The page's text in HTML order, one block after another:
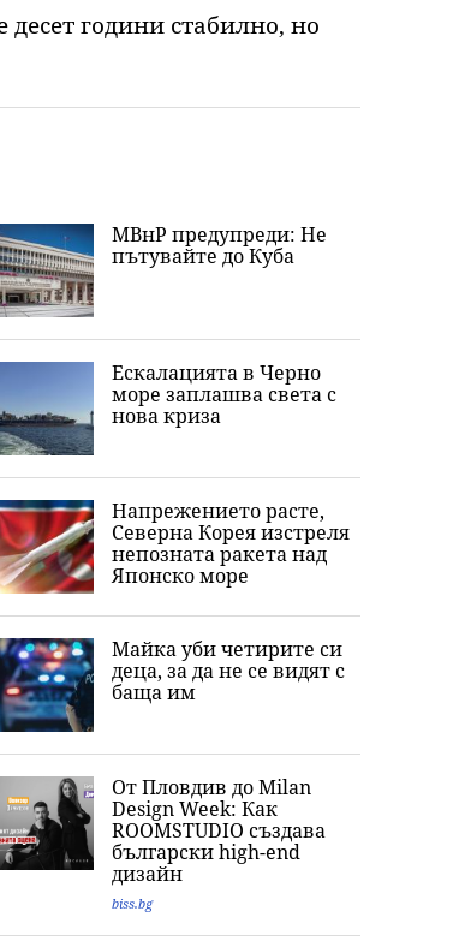
години стабилно, но
МВнР предупреди: Не
пътувайте до Куба
Ескалацията в Черно
море заплашва света с
нова криза
Напрежението расте,
Северна Корея изстреля
непозната ракета над
Японско море
Майка уби четирите си
деца, за да не се видят с
баща им
От Пловдив до Milan
Design Week: Как
ROOMSTUDIO създава
български high-end
дизайн
biss.bg